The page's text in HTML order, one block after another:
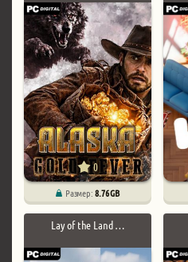
0
Размер:8.76 GB
Lay of the Land …